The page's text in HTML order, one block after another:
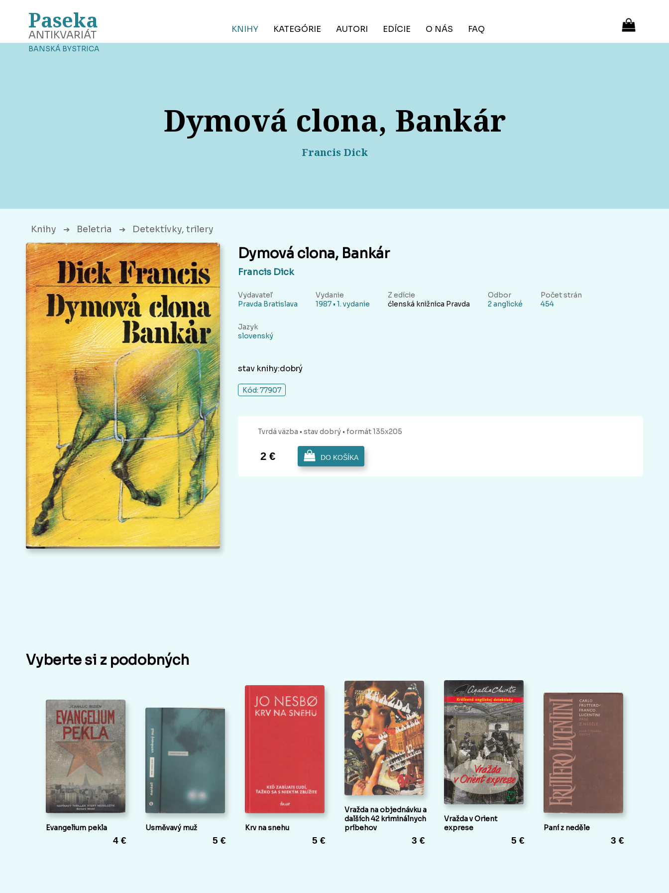
Paseka
ANTIKVARIÁT
BANSKÁ BYSTRICA
KNIHY KATEGÓRIE AUTORI EDÍCIE O NÁS FAQ
Dymová clona, Bankár
Francis Dick
Knihy ➔ Beletria ➔ Detektívky, trilery
Dymová clona, Bankár
Francis Dick
Vydavateľ
Pravda Bratislava
Vydanie
1987 • 1. vydanie
Z edície
ćlenská knižnica Pravda
Odbor
2 anglické
Počet strán
454
Jazyk
slovenský
stav knihy:dobrý
Kód: 77907
Tvrdá väzba • stav dobrý • formát 135x205
2 € DO KOŠÍKA
Vyberte si z podobných
Evangelium pekla
4 €
Usměvavý muž
5 €
Krv na snehu
5 €
Vražda na objednávku a
dalších 42 kriminálnych
príbehov
3 €
Vražda v Orient
exprese
5 €
Paní z neděle
3 €